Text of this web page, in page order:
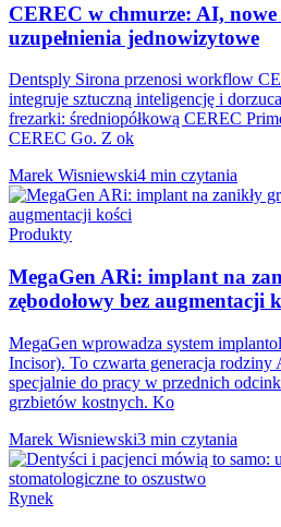
CEREC w chmurze: AI, nowe
uzupełnienia jednowizytowe
Dentsply Sirona przenosi workflow
integruje sztuczną inteligencję i
frezarki: średniopółkową CEREC
CEREC Go. Z ok
Marek Wisniewski4 min czytania
Produkty
MegaGen ARi: implant na
zębodołowy bez augmentacji
MegaGen wprowadza system
Incisor). To czwarta generacja rodziny
specjalnie do pracy w przednich
grzbietów kostnych. Ko
Marek Wisniewski3 min czytania
Rynek